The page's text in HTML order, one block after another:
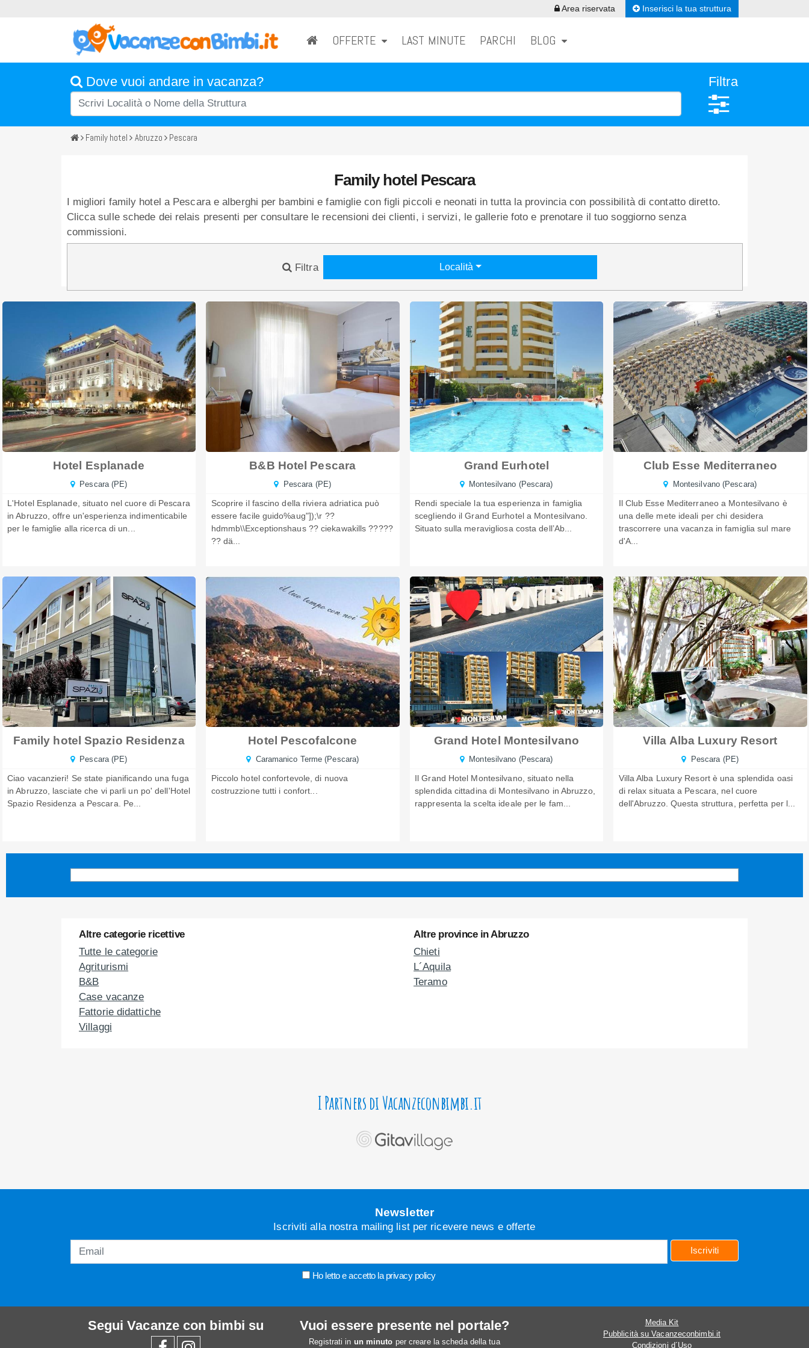
Area riservata Inserisci la tua struttura
OFFERTE LAST MINUTE PARCHI BLOG
Dove vuoi andare in vacanza? Filtra
Family hotel Abruzzo Pescara
Family hotel Pescara
I migliori family hotel a Pescara e alberghi per bambini e famiglie con figli piccoli e neonati in tutta la provincia con possibilità di contatto diretto.
Clicca sulle schede dei relais presenti per consultare le recensioni dei clienti, i servizi, le gallerie foto e prenotare il tuo soggiorno senza
commissioni.
Filtra Località
Hotel Esplanade
Pescara (PE)
L'Hotel Esplanade, situato nel cuore di Pescara
in Abruzzo, offre un'esperienza indimenticabile
per le famiglie alla ricerca di un...
B&B Hotel Pescara
Pescara (PE)
Scoprire il fascino della riviera adriatica può
essere facile guido%aug"]);\r ??
hdmmb\\Exceptionshaus ?? ciekawakills ?????
?? dä...
Grand Eurhotel
Montesilvano (Pescara)
Rendi speciale la tua esperienza in famiglia
scegliendo il Grand Eurhotel a Montesilvano.
Situato sulla meravigliosa costa dell’Ab...
Club Esse Mediterraneo
Montesilvano (Pescara)
Il Club Esse Mediterraneo a Montesilvano è
una delle mete ideali per chi desidera
trascorrere una vacanza in famiglia sul mare
d'A...
Family hotel Spazio Residenza
Pescara (PE)
Ciao vacanzieri! Se state pianificando una fuga
in Abruzzo, lasciate che vi parli un po' dell'Hotel
Spazio Residenza a Pescara. Pe...
Hotel Pescofalcone
Caramanico Terme (Pescara)
Piccolo hotel confortevole, di nuova
costruzzione tutti i confort...
Grand Hotel Montesilvano
Montesilvano (Pescara)
Il Grand Hotel Montesilvano, situato nella
splendida cittadina di Montesilvano in Abruzzo,
rappresenta la scelta ideale per le fam...
Villa Alba Luxury Resort
Pescara (PE)
Villa Alba Luxury Resort è una splendida oasi
di relax situata a Pescara, nel cuore
dell'Abruzzo. Questa struttura, perfetta per l...
Altre categorie ricettive
Tutte le categorie
Agriturismi
B&B
Case vacanze
Fattorie didattiche
Villaggi
Altre province in Abruzzo
Chieti
L´Aquila
Teramo
I Partners di Vacanzeconbimbi.it
Newsletter
Iscriviti alla nostra mailing list per ricevere news e offerte
Ho letto e accetto la privacy policy
Iscriviti
SeguiVacanze con bimbi su Vuoi essere presente nel portale?
Registrati in un minuto per creare la scheda della tua
Media Kit
Pubblicità su Vacanzeconbimbi.it
Condizioni d´Uso